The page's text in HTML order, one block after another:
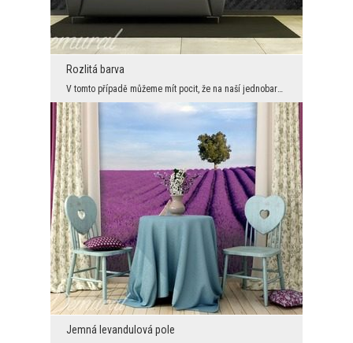
Rozlitá barva
V tomto případě můžeme mít pocit, že na naší jednobarevnou plochu se vylilo velké množství intenz...
Jemná levandulová pole